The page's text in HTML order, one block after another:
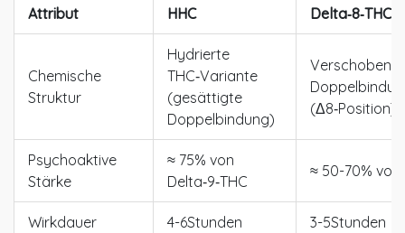
Attribut HHC Delta‑8‑THC
Chemische
Struktur
Hydrierte
THC‑Variante
(gesättigte
Doppelbindung)
Verschobene
(Δ8‑Position)
Psychoaktive
Stärke
≈ 75% von
Delta‑9‑THC
≈ 50-70% von
Wirkdauer 4-6Stunden 3-5Stunden